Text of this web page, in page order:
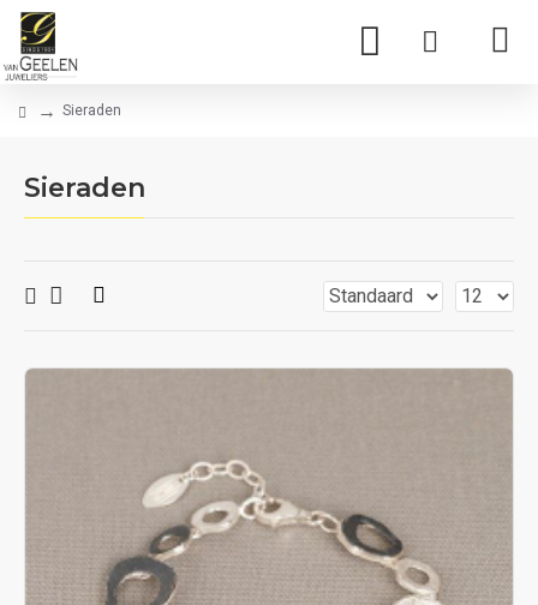
Sieraden
Sieraden